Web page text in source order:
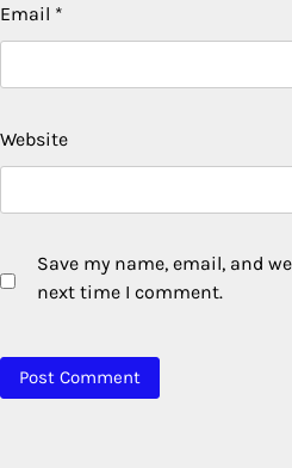
Email *
Website
Save my name, email, and
next time I comment.